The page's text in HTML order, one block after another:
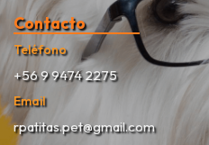
Contacto
Teléfono
+56 9 9474 2275
Email
rpatitas.pet@gmail.com